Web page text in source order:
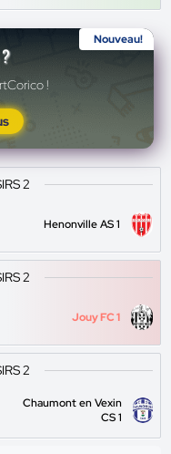
Nouveau!
!
2
Henonville AS 1
2
Jouy FC 1
2
Chaumont en Vexin
CS 1